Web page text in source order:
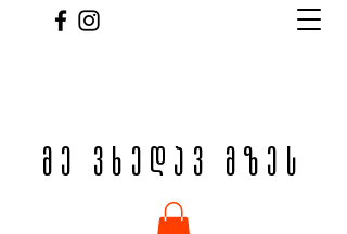
მე ვხედავ მზეს